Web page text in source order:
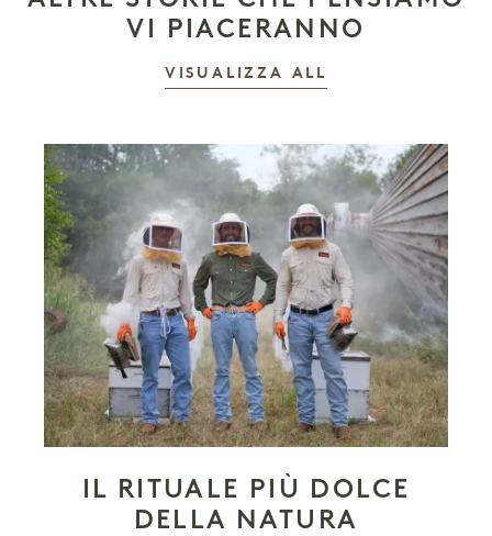
VI PIACERANNO
VISUALIZZA ALL
IL RITUALE PIÙ DOLCE
DELLA NATURA